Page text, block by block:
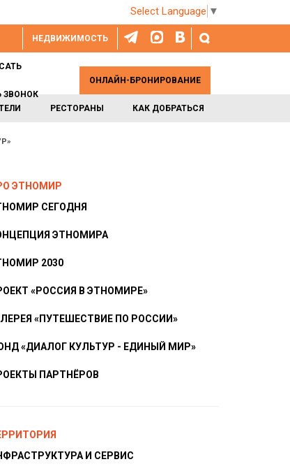
Select Language ▼
НЕДВИЖИМОСТЬ
РЕСТОРАНЫ КАК ДОБРАТЬСЯ
ЗВОНОК
ОНЛАЙН-БРОНИРОВАНИЕ
ЭТНОМИР
СЕГОДНЯ
ЭТНОМИРА
2030
«РОССИЯ В ЭТНОМИРЕ»
«ПУТЕШЕСТВИЕ ПО РОССИИ»
«ДИАЛОГ КУЛЬТУР - ЕДИНЫЙ МИР»
ПАРТНЁРОВ
И СЕРВИС